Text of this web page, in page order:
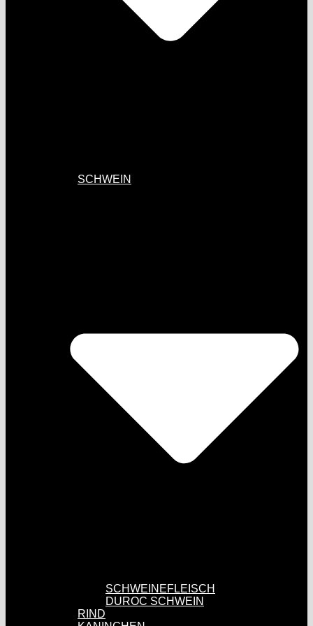
SCHWEIN
SCHWEINEFLEISCH
DUROC SCHWEIN
RIND